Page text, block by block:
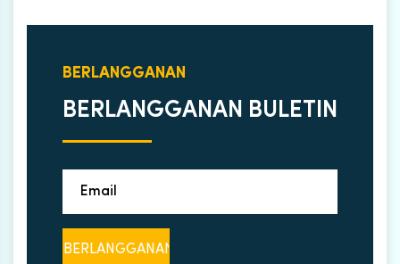
BERLANGGANAN
BERLANGGANAN BULETIN